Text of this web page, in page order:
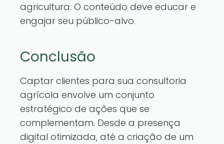
agricultura. O conteúdo deve educar e
engajar seu público-alvo.
Conclusão
Captar clientes para sua consultoria
agrícola envolve um conjunto
estratégico de ações que se
complementam. Desde a presença
digital otimizada, até a criação de um